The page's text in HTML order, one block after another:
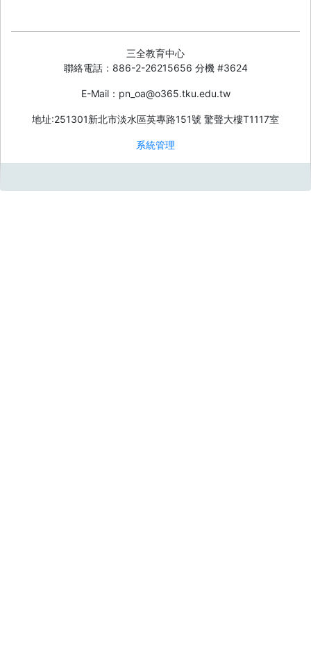
三全教育中心
聯絡電話：886-2-26215656 分機 #3624
E-Mail：pn_oa@o365.tku.edu.tw
地址:251301新北市淡水區英專路151號 驚聲大樓T1117室
系統管理